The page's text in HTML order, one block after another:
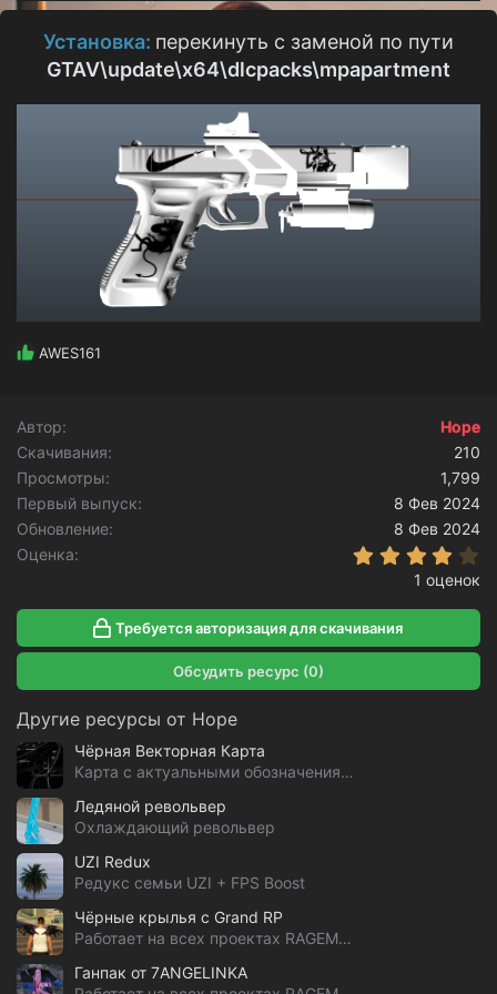
о
д
а
Установка: перекинуть с заменой по пути
GTAV\update\x64\dlcpacks\mpapartment
Р
ц
и
и
AWES161
Автор
Hope
Скачивания
210
Просмотры
1,799
Первый выпуск
8 Фев 2024
Обновление
8 Фев 2024
Оценка
1 оценок
Требуется авторизация для скачивания
Обсудить ресурс (0)
Другие ресурсы от Hope
Чёрная Векторная Карта
Карта с актуальными обозначениями GTA 5 RP
Ледяной револьвер
Охлаждающий револьвер
UZI Redux
Редукс семьи UZI + FPS Boost
Чёрные крылья с Grand RP
Работает на всех проектах RAGEMP & alt:V
Ганпак от 7ANGELINKA